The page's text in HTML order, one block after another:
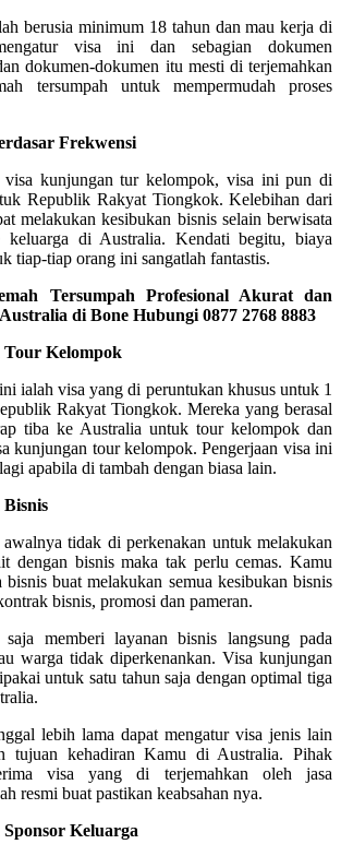
berusia minimum 18 tahun dan mau kerja di
visa ini dan sebagian dokumen
dokumen-dokumen itu mesti di terjemahkan
tersumpah untuk mempermudah proses
Frekwensi
visa kunjungan tur kelompok, visa ini pun di
Republik Rakyat Tiongkok. Kelebihan dari
melakukan kesibukan bisnis selain berwisata
keluarga di Australia. Kendati begitu, biaya
tiap-tiap orang ini sangatlah fantastis.
Tersumpah Profesional Akurat dan
di Bone Hubungi 0877 2768 8883
Tour Kelompok
ialah visa yang di peruntukan khusus untuk 1
Rakyat Tiongkok. Mereka yang berasal
tiba ke Australia untuk tour kelompok dan
kunjungan tour kelompok. Pengerjaan visa ini
apabila di tambah dengan biasa lain.
tidak di perkenakan untuk melakukan
dengan bisnis maka tak perlu cemas. Kamu
bisnis buat melakukan semua kesibukan bisnis
bisnis, promosi dan pameran.
memberi layanan bisnis langsung pada
warga tidak diperkenankan. Visa kunjungan
untuk satu tahun saja dengan optimal tiga
lebih lama dapat mengatur visa jenis lain
tujuan kehadiran Kamu di Australia. Pihak
visa yang di terjemahkan oleh jasa
resmi buat pastikan keabsahan nya.
Keluarga